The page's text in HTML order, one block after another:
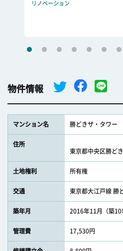
リノベーション
物件情報
マンション名 勝どきザ・タワー
住所
東京都中央区勝ど
土地権利 所有権
交通 東京都大江戸線 勝
築年月 2016年11月（築10
管理費 17,530円